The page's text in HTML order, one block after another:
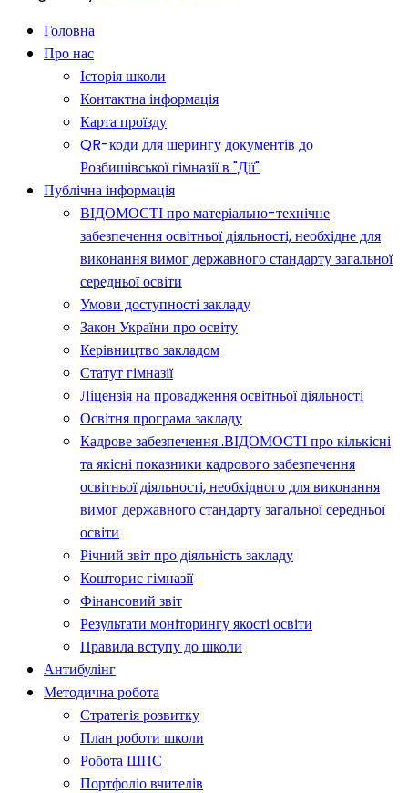
Головна
Про нас
Історія школи
Контактна інформація
Карта проїзду
QR-коди для шерингу документів до
Розбишівської гімназії в "Дії"
Публічна інформація
ВІДОМОСТІ про матеріально-технічне
забезпечення освітньої діяльності, необхідне для
виконання вимог державного стандарту загальної
середньої освіти
Умови доступності закладу
Закон України про освіту
Керівництво закладом
Статут гімназії
Ліцензія на провадження освітньої діяльності
Освітня програма закладу
Кадрове забезпечення .ВІДОМОСТІ про кількісні
та якісні показники кадрового забезпечення
освітньої діяльності, необхідного для виконання
вимог державного стандарту загальної середньої
освіти
Річний звіт про діяльність закладу
Кошторис гімназії
Фінансовий звіт
Результати моніторингу якості освіти
Правила вступу до школи
Антибулінг
Методична робота
Стратегія розвитку
План роботи школи
Робота ШПС
Портфоліо вчителів